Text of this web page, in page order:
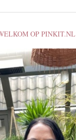
OP PINKIT.NL